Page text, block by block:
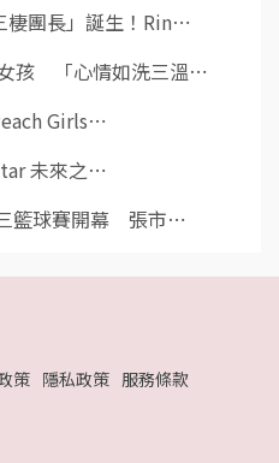
棲團長」誕生！Rin⋯
孩 「心情如洗三溫⋯
Girls⋯
未來之⋯
籃球賽開幕 張市⋯
策 隱私政策 服務條款